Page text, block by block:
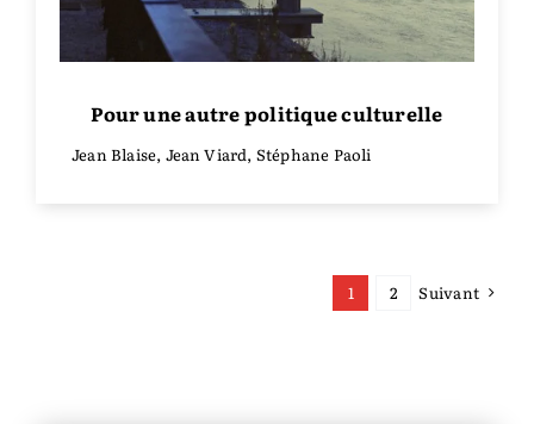
Pour une autre politique culturelle
Jean Blaise, Jean Viard, Stéphane Paoli
1 2 Suivant